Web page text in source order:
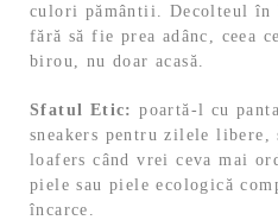
culori pământii. Decolteul în
fără să fie prea adânc, ceea
birou, nu doar acasă.
Sfatul Etic: poartă-l cu
sneakers pentru zilele
loafers când vrei ceva mai
piele sau piele ecologică
încarce.